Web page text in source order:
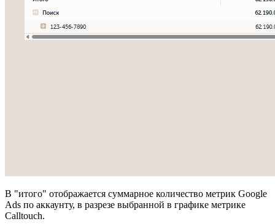
В "итого" отображается суммарное количество метрик Google
Ads по аккаунту, в разрезе выбранной в графике метрике
Calltouch.